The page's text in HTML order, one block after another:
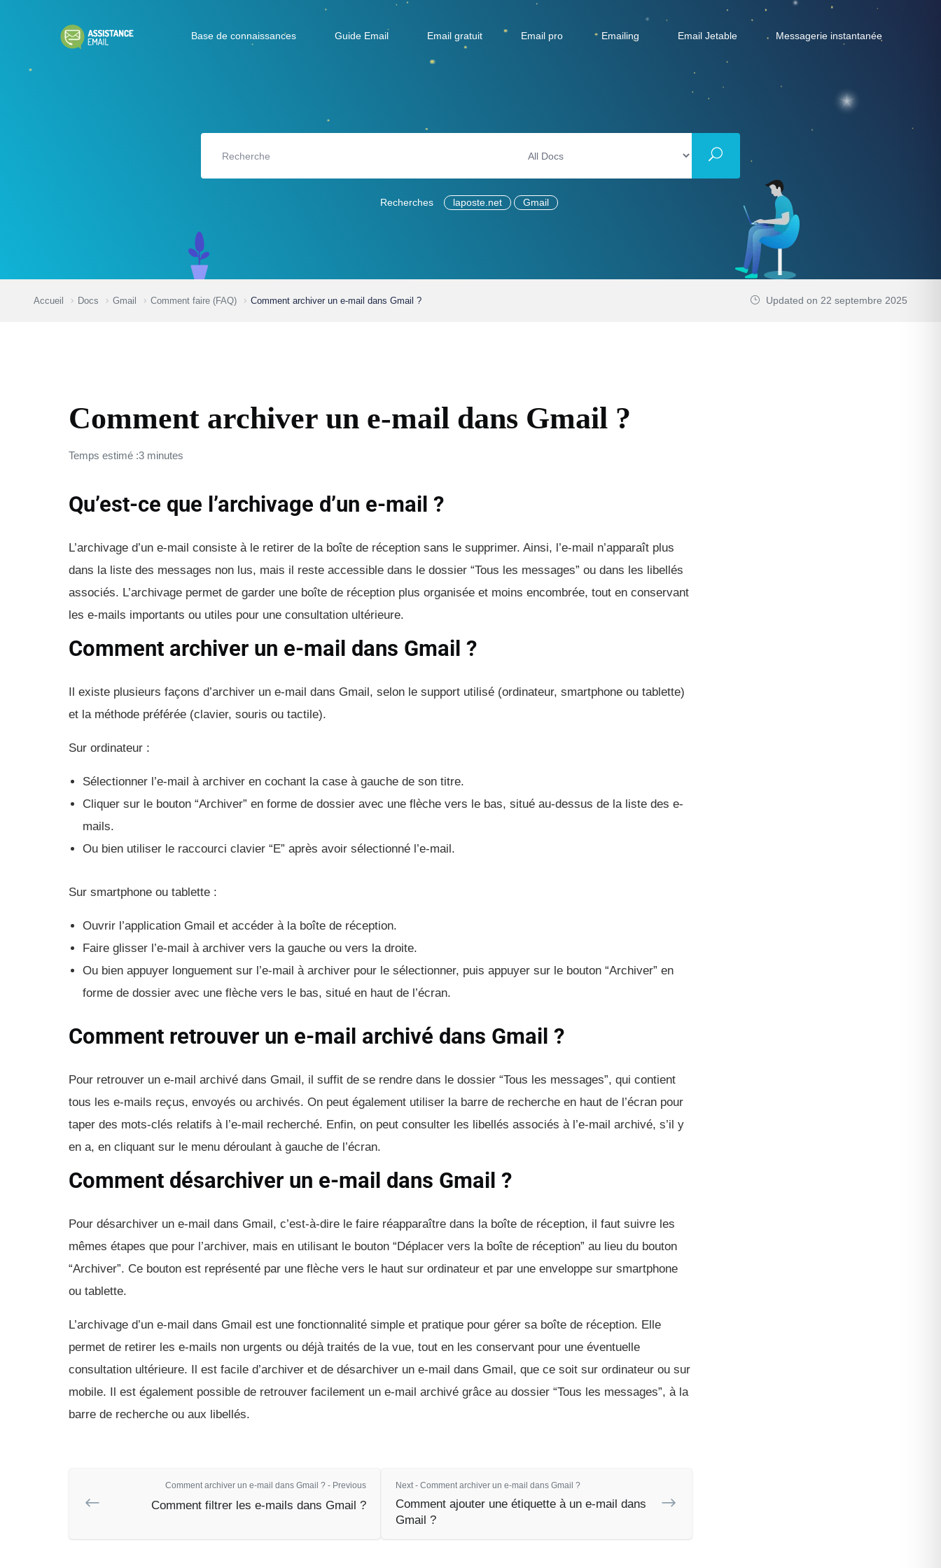
Base de connaissances Guide Email Email gratuit Email pro Emailing Email Jetable Messagerie instantanée
Recherches laposte.net Gmail
Accueil Docs Gmail Comment faire (FAQ) Comment archiver un e-mail dans Gmail ? Updated on 22 septembre 2025
Comment archiver un e-mail dans Gmail ?
Temps estimé :3 minutes
Qu’est-ce que l’archivage d’un e-mail ?
L’archivage d’un e-mail consiste à le retirer de la boîte de réception sans le supprimer. Ainsi, l’e-mail n’apparaît plus
dans la liste des messages non lus, mais il reste accessible dans le dossier “Tous les messages” ou dans les libellés
associés. L’archivage permet de garder une boîte de réception plus organisée et moins encombrée, tout en conservant
les e-mails importants ou utiles pour une consultation ultérieure.
Comment archiver un e-mail dans Gmail ?
Il existe plusieurs façons d’archiver un e-mail dans Gmail, selon le support utilisé (ordinateur, smartphone ou tablette)
et la méthode préférée (clavier, souris ou tactile).
Sur ordinateur :
Sélectionner l’e-mail à archiver en cochant la case à gauche de son titre.
Cliquer sur le bouton “Archiver” en forme de dossier avec une flèche vers le bas, situé au-dessus de la liste des e-
mails.
Ou bien utiliser le raccourci clavier “E” après avoir sélectionné l’e-mail.
Sur smartphone ou tablette :
Ouvrir l’application Gmail et accéder à la boîte de réception.
Faire glisser l’e-mail à archiver vers la gauche ou vers la droite.
Ou bien appuyer longuement sur l’e-mail à archiver pour le sélectionner, puis appuyer sur le bouton “Archiver” en
forme de dossier avec une flèche vers le bas, situé en haut de l’écran.
Comment retrouver un e-mail archivé dans Gmail ?
Pour retrouver un e-mail archivé dans Gmail, il suffit de se rendre dans le dossier “Tous les messages”, qui contient
tous les e-mails reçus, envoyés ou archivés. On peut également utiliser la barre de recherche en haut de l’écran pour
taper des mots-clés relatifs à l’e-mail recherché. Enfin, on peut consulter les libellés associés à l’e-mail archivé, s’il y
en a, en cliquant sur le menu déroulant à gauche de l’écran.
Comment désarchiver un e-mail dans Gmail ?
Pour désarchiver un e-mail dans Gmail, c’est-à-dire le faire réapparaître dans la boîte de réception, il faut suivre les
mêmes étapes que pour l’archiver, mais en utilisant le bouton “Déplacer vers la boîte de réception” au lieu du bouton
“Archiver”. Ce bouton est représenté par une flèche vers le haut sur ordinateur et par une enveloppe sur smartphone
ou tablette.
L’archivage d’un e-mail dans Gmail est une fonctionnalité simple et pratique pour gérer sa boîte de réception. Elle
permet de retirer les e-mails non urgents ou déjà traités de la vue, tout en les conservant pour une éventuelle
consultation ultérieure. Il est facile d’archiver et de désarchiver un e-mail dans Gmail, que ce soit sur ordinateur ou sur
mobile. Il est également possible de retrouver facilement un e-mail archivé grâce au dossier “Tous les messages”, à la
barre de recherche ou aux libellés.
Comment archiver un e-mail dans Gmail ? - Previous
Comment filtrer les e-mails dans Gmail ?
Next - Comment archiver un e-mail dans Gmail ?
Comment ajouter une étiquette à un e-mail dans
Gmail ?